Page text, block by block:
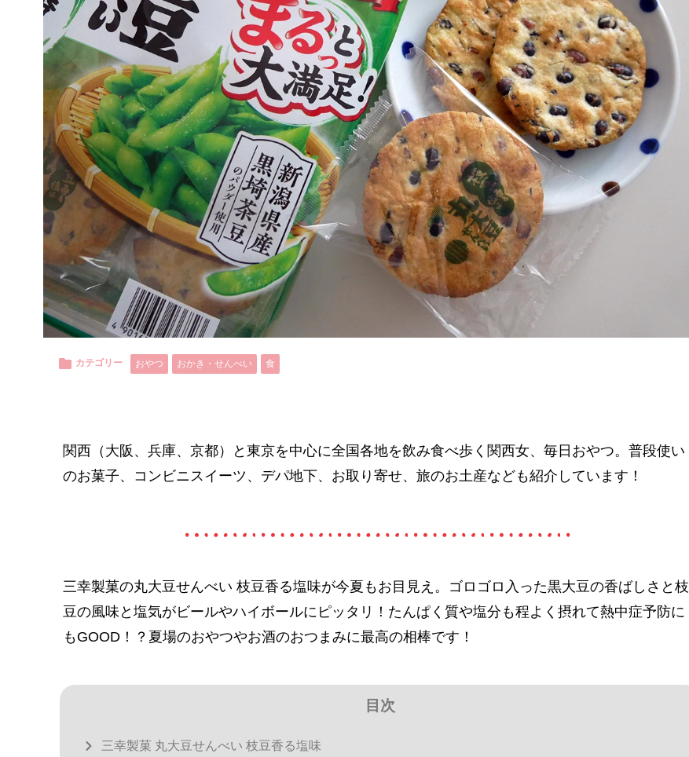
カテゴリー おやつ おかき・せんべい 食
関西（大阪、兵庫、京都）と東京を中心に全国各地を飲み食べ歩く関西女、毎日おやつ。普段使い
のお菓子、コンビニスイーツ、デパ地下、お取り寄せ、旅のお土産なども紹介しています！
三幸製菓の丸大豆せんべい 枝豆香る塩味が今夏もお目見え。ゴロゴロ入った黒大豆の香ばしさと枝
豆の風味と塩気がビールやハイボールにピッタリ！たんぱく質や塩分も程よく摂れて熱中症予防に
もGOOD！？夏場のおやつやお酒のおつまみに最高の相棒です！
目次
三幸製菓 丸大豆せんべい 枝豆香る塩味